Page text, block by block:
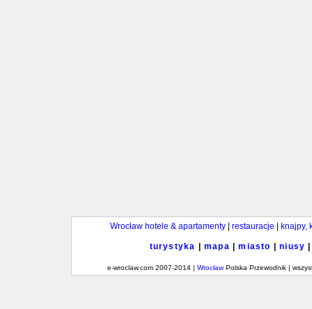
Wrocław hotele & apartamenty| restauracje knajpy,
turystyka mapa |miasto |niusy
e-wroclaw.com 2007-2014 | WrocławPolska Przewodnik |